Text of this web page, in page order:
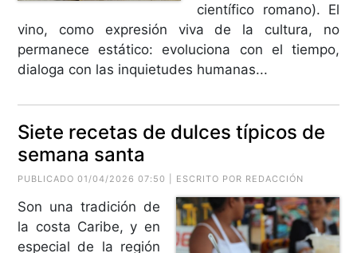
científico romano). El
vino, como expresión viva de la cultura, no
permanece estático: evoluciona con el tiempo,
dialoga con las inquietudes humanas...
Siete recetas de dulces típicos de
semana santa
PUBLICADO 01/04/2026 07:50 | ESCRITO POR REDACCIÓN
Son una tradición de
la costa Caribe, y en
especial de la región